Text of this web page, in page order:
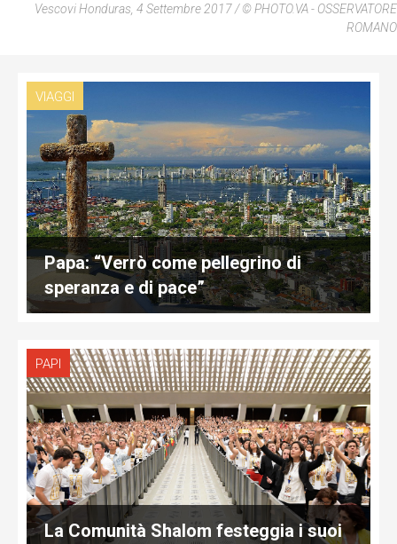
Vescovi Honduras, 4 Settembre 2017 / © PHOTO.VA - OSSERVATORE
ROMANO
VIAGGI
Papa: “Verrò come pellegrino di
speranza e di pace”
PAPI
La Comunità Shalom festeggia i suoi